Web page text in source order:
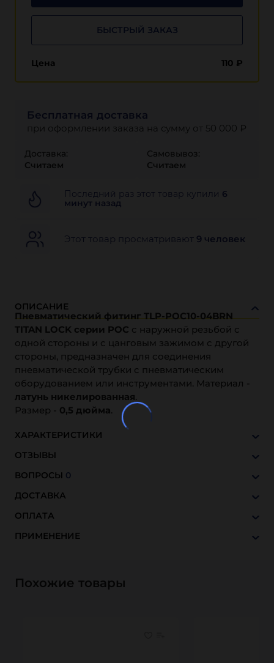
БЫСТРЫЙ ЗАКАЗ
Цена 110 ₽
Бесплатная доставка
при оформлении заказа на сумму от 50 000 ₽
Доставка:
Считаем
Самовывоз:
Считаем
Последний раз этот товар купили 6
минут назад
Этот товар просматривают 9 человек
ОПИСАНИЕ
Пневматический фитинг TLP-POC10-04BRN
TITAN LOCK серии PОC с наружной резьбой с
одной стороны и с цанговым зажимом с другой
стороны, предназначен для соединения
пневматической трубки с пневматическим
оборудованием или инструментами. Материал -
латунь никелированная.
Размер - 0,5 дюйма.
ХАРАКТЕРИСТИКИ
ОТЗЫВЫ
ВОПРОСЫ 0
ДОСТАВКА
ОПЛАТА
ПРИМЕНЕНИЕ
Похожие товары